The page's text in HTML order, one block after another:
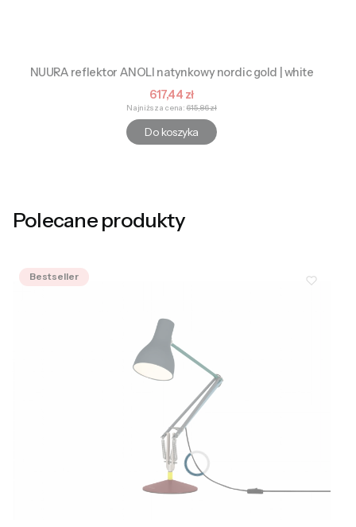
NUURA reflektor ANOLI natynkowy nordic gold | white
Cena promocyjna
617,44 zł
Najniższa cena: 615,86 zł
Do koszyka
Polecane produkty
Bestseller